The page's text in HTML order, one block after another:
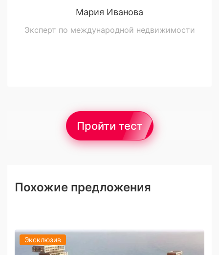
Мария Иванова
Эксперт по международной недвижимости
Пройти тест
Похожие предложения
Эксклюзив